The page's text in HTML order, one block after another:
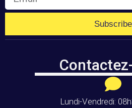
Subscribe
Lundi-Vendredi: